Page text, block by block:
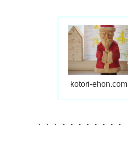
kotori-ehon.com
・・・・・・・・・・・